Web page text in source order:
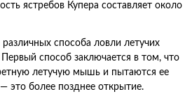
ястребов Купера составляет около
способа ловли летучих
способ заключается в том, что
летучую мышь и пытаются ее
это более позднее открытие.